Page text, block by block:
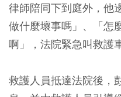
律師陪同下到庭外，他
做什麼壞事嗎」、「怎
啊」，法院緊急叫救護
救護人員抵達法院後，